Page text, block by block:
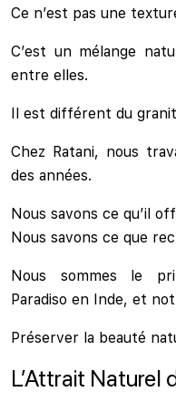
Ce n’est pas une
C’est un mélange
entre elles.
Il est différent du
Chez Ratani, nous
des années.
Nous savons ce qu’il
Nous savons ce que
Nous sommes le
Paradiso en Inde, et
Préserver la beauté
L’Attrait Naturel